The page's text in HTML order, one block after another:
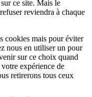
ce site. Mais le
reviendra à chaque
cookies mais pour éviter
nous en utiliser un pour
sur ce choix quand
expérience de
retirerons tous ceux